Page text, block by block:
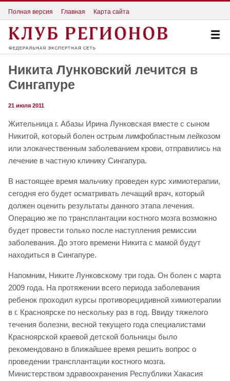
Полная версия Главная Карта сайта
Никита Лунковский лечится в
Сингапуре
21 июля 2011
Жительница г. Абазы Ирина Лунковская вместе с сыном
Никитой, который болен острым лимфобластным лейкозом
или злокачественным заболеванием крови, отправились на
лечение в частную клинику Сингапура.
В настоящее время мальчику проведен курс химиотерапии,
сегодня его будет осматривать лечащий врач, который
должен оценить результаты данного этапа лечения.
Операцию же по трансплантации костного мозга возможно
будет провести только после наступления ремиссии
заболевания. До этого времени Никита с мамой будут
находиться в Сингапуре.
Напомним, Никите Лунковскому три года. Он болен с марта
2009 года. На протяжении всего периода заболевания
ребенок проходил курсы противорецидивной химиотерапии
в г. Красноярске по нескольку раз в год. Ввиду тяжелого
течения болезни, весной текущего года специалистами
Красноярской краевой детской больницы было
рекомендовано в ближайшее время решить вопрос о
проведении трансплантации костного мозга.
Министерством здравоохранения Республики Хакасия